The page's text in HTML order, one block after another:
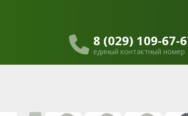
8 (029) 109-67-
единый контактный номер